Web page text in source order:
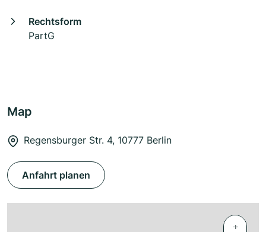
Rechtsform
PartG
Map
Regensburger Str. 4, 10777 Berlin
Anfahrt planen
+